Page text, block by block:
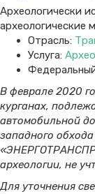
Археологически
археологические
Отрасль:
Услуга:
В феврале 2020
курганах,
автомобильной
западного
археологии, не
Для уточнения